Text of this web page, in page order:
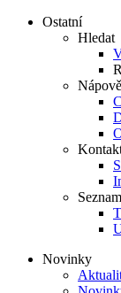
Ostatní
Hledat
Novinky